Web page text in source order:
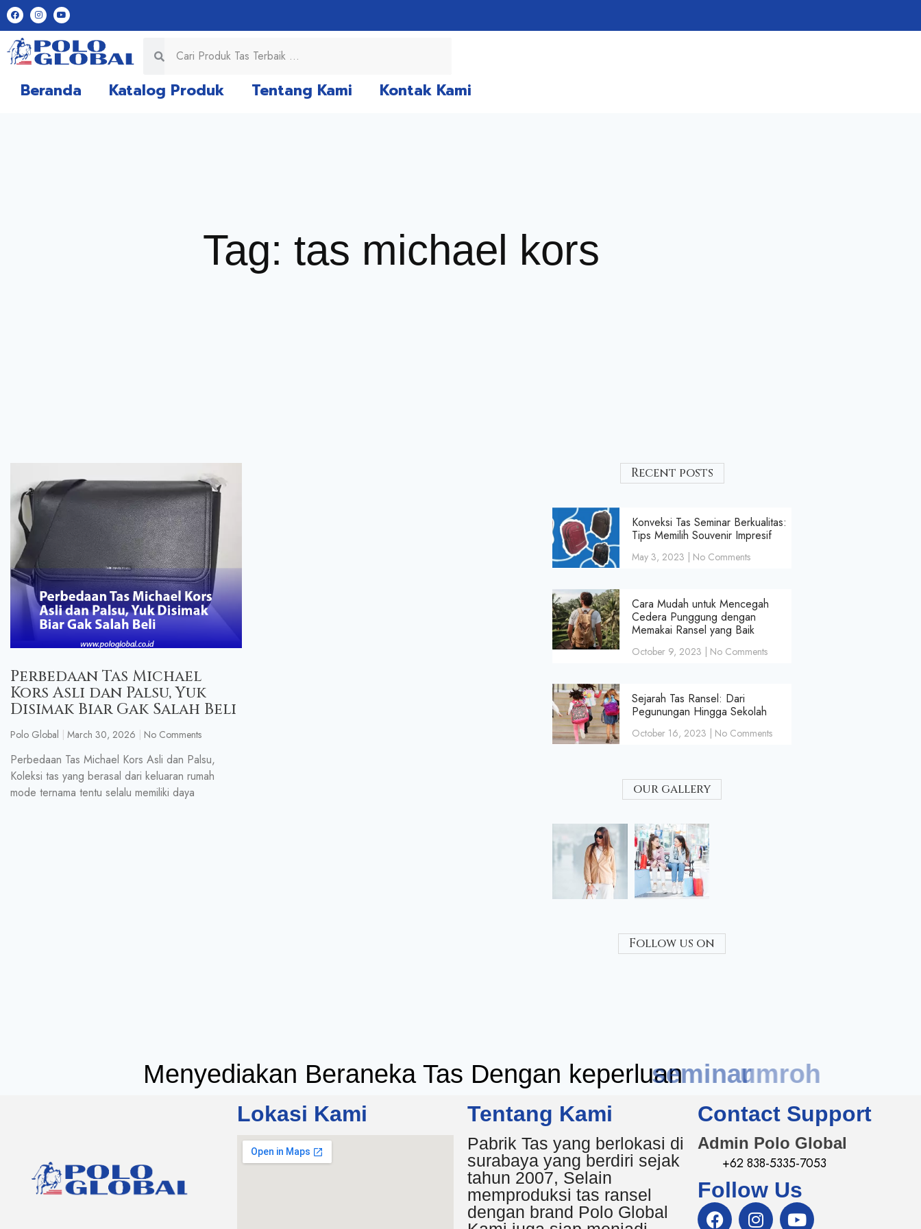
Beranda Katalog Produk Tentang Kami Kontak Kami
Tag: tas michael kors
Perbedaan Tas Michael
Kors Asli dan Palsu, Yuk
Disimak Biar Gak Salah Beli
Polo Global March 30, 2026 No Comments
Perbedaan Tas Michael Kors Asli dan Palsu,
Koleksi tas yang berasal dari keluaran rumah
mode ternama tentu selalu memiliki daya
Recent posts
Konveksi Tas Seminar Berkualitas:
Tips Memilih Souvenir Impresif
May 3, 2023 No Comments
Cara Mudah untuk Mencegah
Cedera Punggung dengan
Memakai Ransel yang Baik
October 9, 2023 No Comments
Sejarah Tas Ransel: Dari
Pegunungan Hingga Sekolah
October 16, 2023 No Comments
our gallery
Follow us on
Menyediakan Beraneka Tas Dengan keperluan seminar
Lokasi Kami Tentang Kami
Pabrik Tas yang berlokasi di
surabaya yang berdiri sejak
tahun 2007, Selain
memproduksi tas ransel
dengan brand Polo Global
Contact Support
Admin Polo Global
+62 838-5335-7053
Follow Us